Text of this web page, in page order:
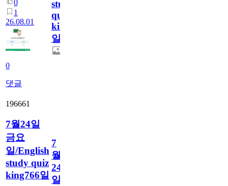
0
1
26.08.01
0
댓글
study
quiz
king767
일
196661
7월24일
금요
일/English
study quiz
king766일
7
월
24
일